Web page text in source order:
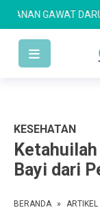
GAWAT
KESEHATAN
Bayi dari
BERANDA » ARTIKEL